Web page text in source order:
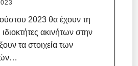
2023 θα έχουν τη
ακινήτων στην
τα στοιχεία των